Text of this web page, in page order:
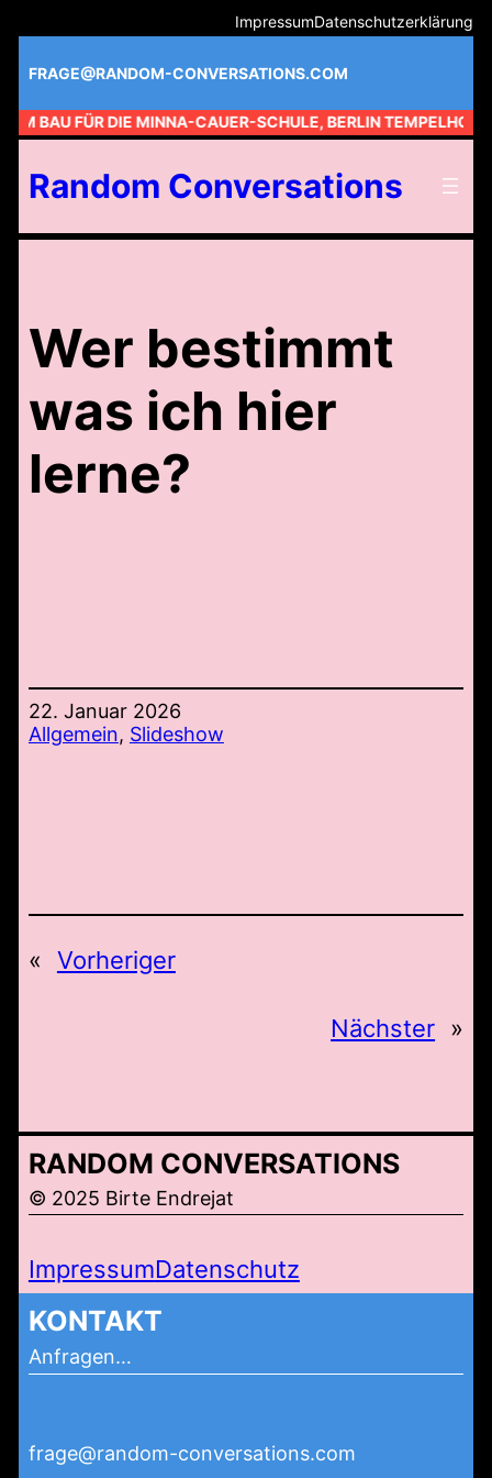
Inhalt
springen
ImpressumDatenschutzerklärung
FRAGE@RANDOM-CONVERSATIONS.COM
AM BAU FÜR DIE MINNA-CAUER-SCHULE, BERLIN TEMPELHOF //
Random Conversations
Wer bestimmt
was ich hier
lerne?
22. Januar 2026
Allgemein, Slideshow
« Vorheriger
Nächster »
RANDOM CONVERSATIONS
© 2025 Birte Endrejat
ImpressumDatenschutz
KONTAKT
Anfragen…
frage@random-conversations.com